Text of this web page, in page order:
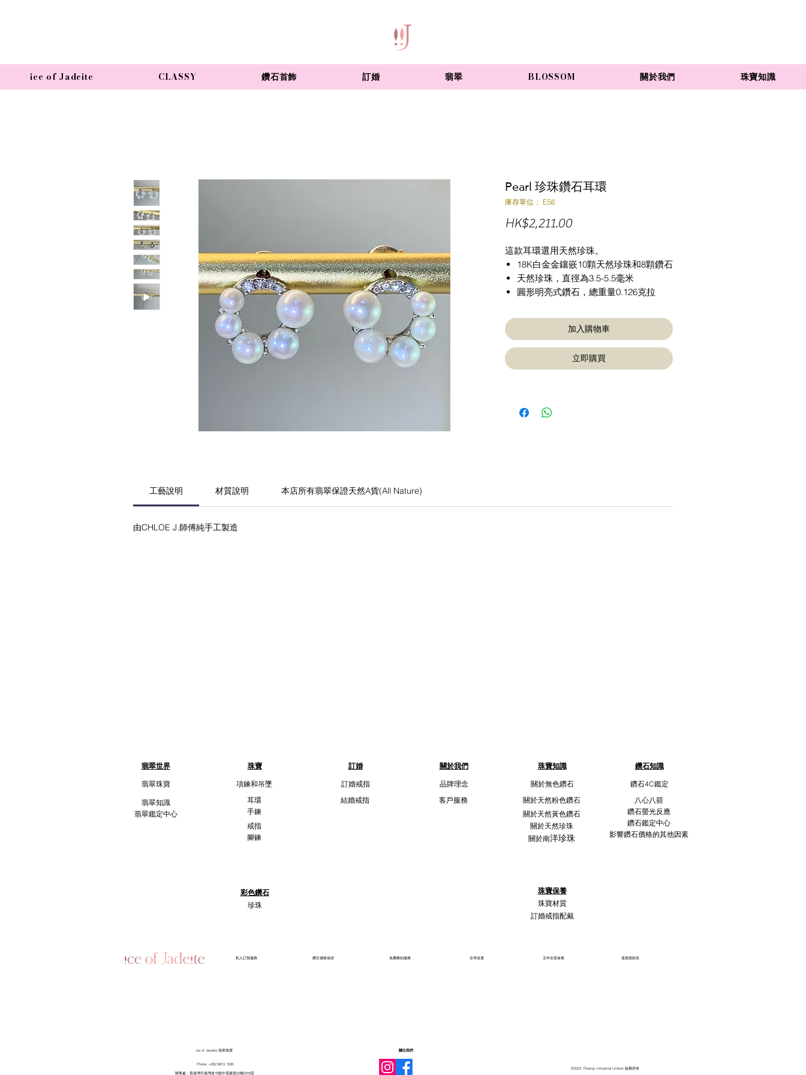
ice of Jadeite CLASSY 鑽石首飾 訂婚 翡翠 BLOSSOM 關於我們 珠寶知識
Pearl 珍珠鑽石耳環
庫存單位： ES6
HK$2,211.00價
這款耳環選用天然珍珠。
18K白金金鑲嵌10顆天然珍珠和8顆鑽石
天然珍珠，直徑為3.5-5.5毫米
圓形明亮式鑽石，總重量0.126克拉
加入購物車
立即購買
工藝說明 材質說明 本店所有翡翠保證天然A貨(All Nature)
由CHLOE J.師傅純手工製造
翡翠世界
珠寶
翡翠珠寶
項鍊和吊墜
翡翠知識
翡翠鑑定中心
耳環
手鍊
戒指
腳鍊
訂婚 關於我們 珠寶知識
鑽石知識
訂婚戒指
品牌理念 關於無色鑽石
鑽石4C鑑定
結婚戒指
客戶服務 關於天然粉色鑽石
八心八箭
關於天然黃色鑽石
關於天然珍珠
鑽石螢光反應
鑽石鑑定中心
關於南洋珍珠 影響鑽石價格的其他因素
彩色鑽石
珍珠
珠寶保養
珠寶材質
訂婚戒指配戴
​私人訂製服務 鑽石價格保證 免費雕刻服務 全球送運 五年全面保養 退換貨政策
ice of Jadeite 翡翠珠寶
Phone: +852 6613 1326
​辦事處：香港灣仔港灣道18號中環廣場32樓3208室
關注我們
©2022, Flowtop Industrial Limited 版權所有